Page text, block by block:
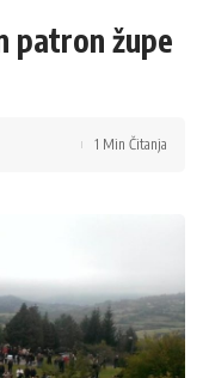
patron župe
1 Min Čitanja